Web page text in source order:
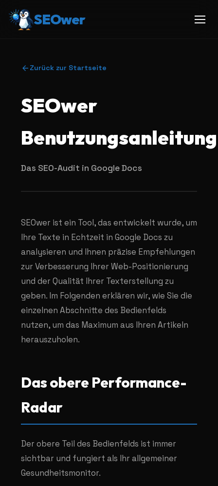
SEOwer
Zurück zur Startseite
SEOwer
Benutzungsanleitung
Das SEO-Audit in Google Docs
SEOwer ist ein Tool, das entwickelt wurde, um
Ihre Texte in Echtzeit in Google Docs zu
analysieren und Ihnen präzise Empfehlungen
zur Verbesserung Ihrer Web-Positionierung
und der Qualität Ihrer Texterstellung zu
geben. Im Folgenden erklären wir, wie Sie die
einzelnen Abschnitte des Bedienfelds
nutzen, um das Maximum aus Ihren Artikeln
herauszuholen.
Das obere Performance-
Radar
Der obere Teil des Bedienfelds ist immer
sichtbar und fungiert als Ihr allgemeiner
Gesundheitsmonitor.